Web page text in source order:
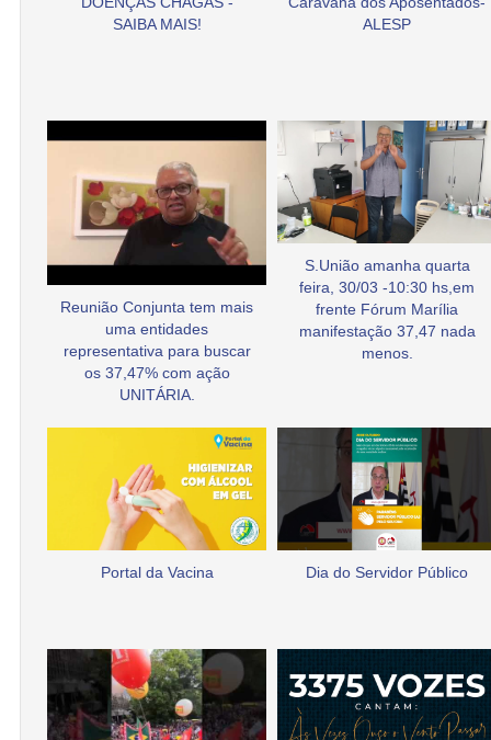
SAIBA MAIS!
ALESP
Reunião Conjunta tem mais
uma entidades
representativa para buscar
os 37,47% com ação
UNITÁRIA.
S.União amanha quarta
feira, 30/03 -10:30 hs,em
frente Fórum Marília
manifestação 37,47 nada
menos.
Portal da Vacina Dia do Servidor Público